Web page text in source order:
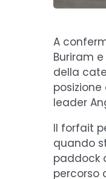
A
Buriram
della
leader
Il forfait
quando
paddock
percorso